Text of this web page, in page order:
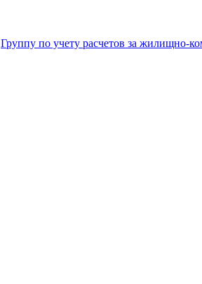
Группу по учету расчетов за жилищно-